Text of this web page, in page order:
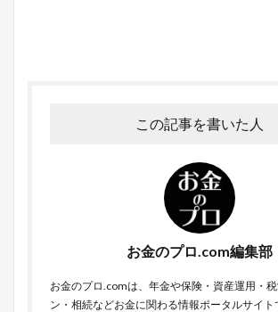
この記事を書いた人
お金のプロ.com編集部
お金のプロ.comは、年金や保険・資産運用・
ン・相続などお金に関わる情報ポータルサイト